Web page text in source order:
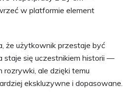
w platformie element
że użytkownik przestaje być
staje się uczestnikiem historii —
ale dzięki temu
ekskluzywne i dopasowane.